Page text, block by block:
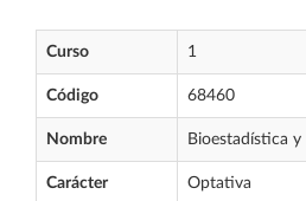
Curso 1
Código 68460
Nombre Bioestadística
Carácter Optativa